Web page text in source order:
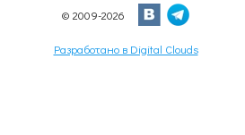
© 2009-2026
Разработано в Digital Clouds